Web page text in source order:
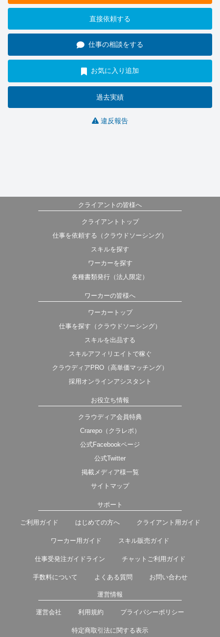
直接依頼する
仕事の相談をする
お気に入り追加
過去実績
違反報告
クライアントの皆様へ
クライアントトップ
仕事を依頼する（クラウドソーシング）
スキルを探す
ワーカーを探す
各種書類発行（法人限定）
ワーカーの皆様へ
ワーカートップ
仕事を探す（クラウドソーシング）
スキルを出品する
スキルアフィリエイトで稼ぐ
クラウディアPRO（高単価マッチング）
採用オンラインアシスタント
お役立ち情報
クラウディア会員特典
Crarepo（クラレポ）
公式Facebookページ
公式Twitter
掲載メディア様一覧
サイトマップ
サポート
ご利用ガイド はじめての方へ クライアント用ガイド
ワーカー用ガイド スキル販売ガイド
仕事受発注ガイドライン チャットご利用ガイド
手数料について よくある質問 お問い合わせ
運営情報
運営会社 利用規約 プライバシーポリシー
特定商取引法に関する表示